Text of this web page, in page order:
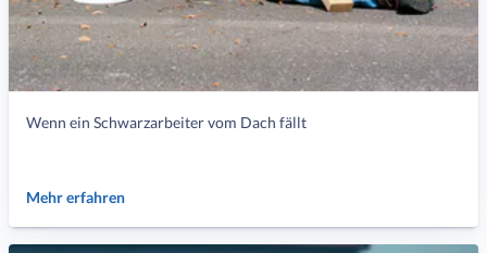
Wenn ein Schwarzarbeiter vom Dach fällt
Mehr erfahren